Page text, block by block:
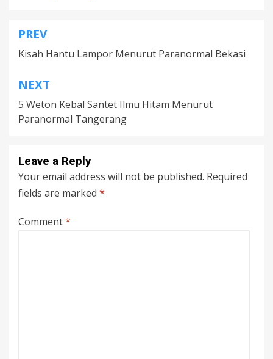
Post
navigation
PREV
Kisah Hantu Lampor Menurut Paranormal Bekasi
NEXT
5 Weton Kebal Santet Ilmu Hitam Menurut
Paranormal Tangerang
Leave a Reply
Your email address will not be published. Required
fields are marked *
Comment*